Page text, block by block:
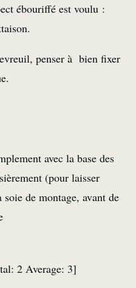
ébouriffé est voulu :
penser à bien fixer
avec la base des
(pour laisser
de montage, avant de
2 Average: 3]